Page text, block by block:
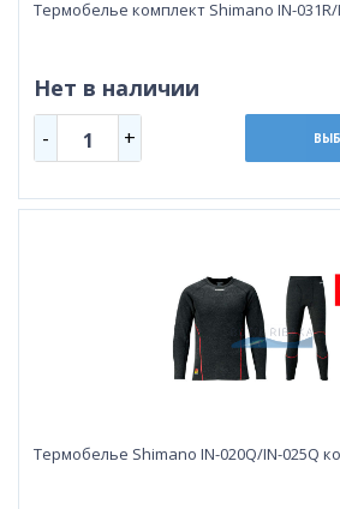
Термобелье комплект Shimano IN-031R/
Нет в наличии
- 1 +
Термобелье Shimano IN-020Q/IN-025Q